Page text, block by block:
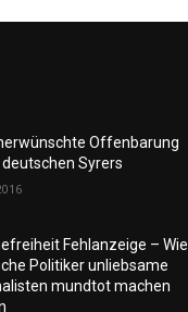
Offenbarung
Syrers
Fehlanzeige – Wie
Politiker unliebsame
mundtot machen